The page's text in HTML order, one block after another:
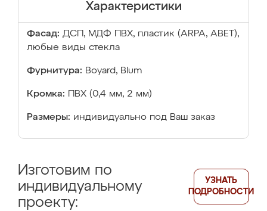
Характеристики
Фасад: ДСП, МДФ ПВХ, пластик (ARPA, ABET),
любые виды стекла
Фурнитура: Boyard, Blum
Кромка: ПВХ (0,4 мм, 2 мм)
Размеры: индивидуально под Ваш заказ
Изготовим по
индивидуальному
проекту:
УЗНАТЬ
ПОДРОБНОСТИ